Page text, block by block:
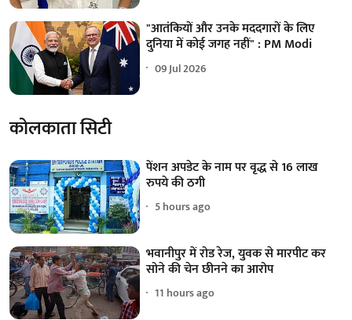
"आतंकियों और उनके मददगारों के लिए
दुनिया में कोई जगह नहीं" : PM Modi
09 Jul 2026
कोलकाता सिटी
पेंशन अपडेट के नाम पर वृद्ध से 16 लाख
रुपये की ठगी
5 hours ago
भवानीपुर में रोड रेज, युवक से मारपीट कर
सोने की चेन छीनने का आरोप
11 hours ago